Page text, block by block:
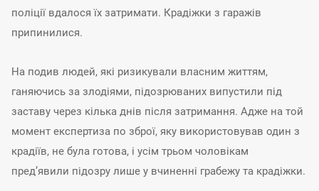
поліції вдалося їх затримати. Крадіжки з гаражів
припинилися.
На подив людей, які ризикували власним життям,
ганяючись за злодіями, підозрюваних випустили під
заставу через кілька днів після затримання. Адже на той
момент експертиза по зброї, яку використовував один з
крадіїв, не була готова, і усім трьом чоловікам
пред’явили підозру лише у вчиненні грабежу та крадіжки.